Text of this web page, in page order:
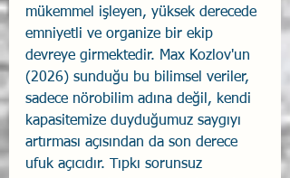
mükemmel işleyen, yüksek derecede
emniyetli ve organize bir ekip
devreye girmektedir. Max Kozlov'un
(2026) sunduğu bu bilimsel veriler,
sadece nörobilim adına değil, kendi
kapasitemize duyduğumuz saygıyı
artırması açısından da son derece
ufuk açıcıdır. Tıpkı sorunsuz